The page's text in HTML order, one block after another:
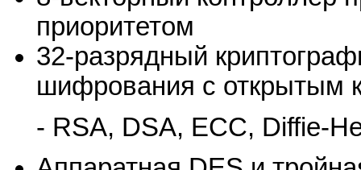
приоритетом
32-разрядный
шифрования с открытым
- RSA, DSA, ECC, Diffie-